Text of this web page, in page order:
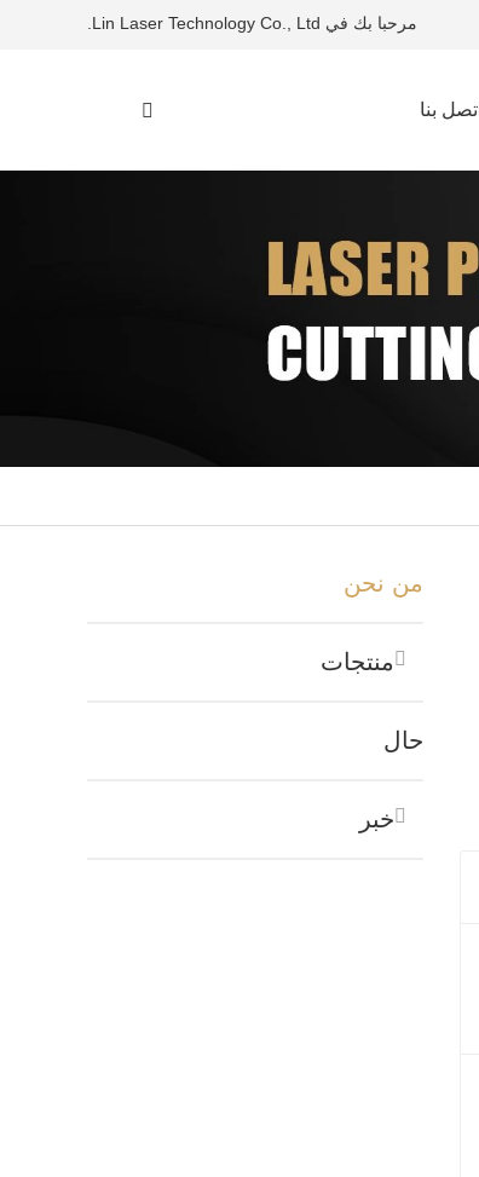
مرحبا بك في Lin Laser Technology Co., Ltd.
اتصل بنا
من نحن
منتجات
حال
خبر